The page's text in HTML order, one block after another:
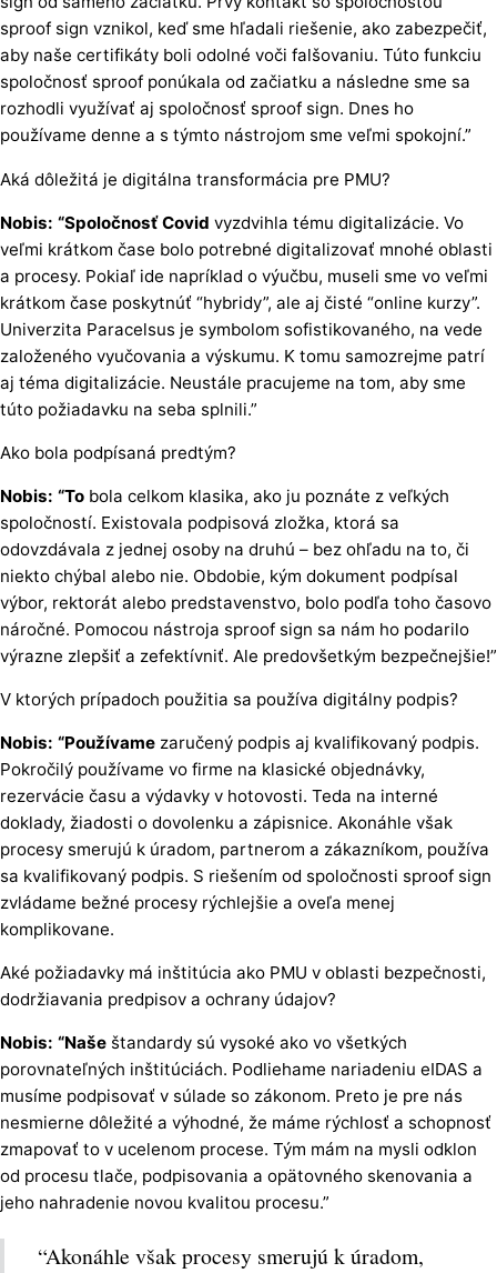
sproof sign vznikol, keď sme hľadali riešenie, ako zabezpečiť,
aby naše certifikáty boli odolné voči falšovaniu. Túto funkciu
spoločnosť sproof ponúkala od začiatku a následne sme sa
rozhodli využívať aj spoločnosť sproof sign. Dnes ho
používame denne a s týmto nástrojom sme veľmi spokojní.”
Aká dôležitá je digitálna transformácia pre PMU?
Nobis: “Spoločnosť Covid vyzdvihla tému digitalizácie. Vo
veľmi krátkom čase bolo potrebné digitalizovať mnohé oblasti
a procesy. Pokiaľ ide napríklad o výučbu, museli sme vo veľmi
krátkom čase poskytnúť “hybridy”, ale aj čisté “online kurzy”.
Univerzita Paracelsus je symbolom sofistikovaného, na vede
založeného vyučovania a výskumu. K tomu samozrejme patrí
aj téma digitalizácie. Neustále pracujeme na tom, aby sme
túto požiadavku na seba splnili.”
Ako bola podpísaná predtým?
Nobis: “To bola celkom klasika, ako ju poznáte z veľkých
spoločností. Existovala podpisová zložka, ktorá sa
odovzdávala z jednej osoby na druhú – bez ohľadu na to, či
niekto chýbal alebo nie. Obdobie, kým dokument podpísal
výbor, rektorát alebo predstavenstvo, bolo podľa toho časovo
náročné. Pomocou nástroja sproof sign sa nám ho podarilo
výrazne zlepšiť a zefektívniť. Ale predovšetkým bezpečnejšie!”
V ktorých prípadoch použitia sa používa digitálny podpis?
Nobis: “Používame zaručený podpis aj kvalifikovaný podpis.
Pokročilý používame vo firme na klasické objednávky,
rezervácie času a výdavky v hotovosti. Teda na interné
doklady, žiadosti o dovolenku a zápisnice. Akonáhle však
procesy smerujú k úradom, partnerom a zákazníkom, používa
sa kvalifikovaný podpis. S riešením od spoločnosti sproof sign
zvládame bežné procesy rýchlejšie a oveľa menej
komplikovane.
Aké požiadavky má inštitúcia ako PMU v oblasti bezpečnosti,
dodržiavania predpisov a ochrany údajov?
Nobis: “Naše štandardy sú vysoké ako vo všetkých
porovnateľných inštitúciách. Podliehame nariadeniu eIDAS a
musíme podpisovať v súlade so zákonom. Preto je pre nás
nesmierne dôležité a výhodné, že máme rýchlosť a schopnosť
zmapovať to v ucelenom procese. Tým mám na mysli odklon
od procesu tlače, podpisovania a opätovného skenovania a
jeho nahradenie novou kvalitou procesu.”
“Akonáhle však procesy smerujú k úradom,